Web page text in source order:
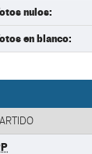
nulos:
en blanco: